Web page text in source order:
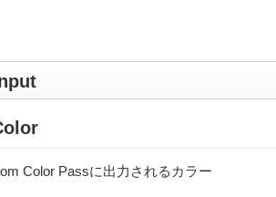
Color Passに出力されるカラー